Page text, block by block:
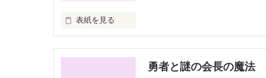
表紙を見る
勇者と謎の会長の魔法